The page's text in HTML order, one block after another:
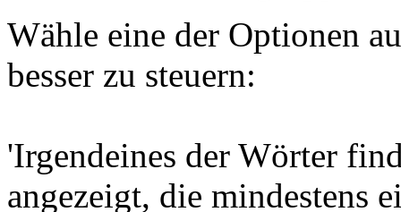
Wähle eine der Optionen
besser zu steuern:
'Irgendeines der Wörter
angezeigt, die mindestens